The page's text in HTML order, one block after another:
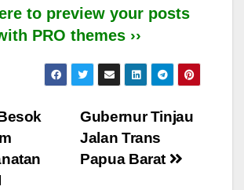
to preview your posts
PRO themes ››
Gubernur Tinjau
Jalan Trans
Papua Barat